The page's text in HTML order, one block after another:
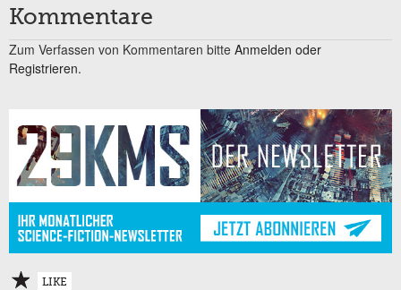
Kommentare
Zum Verfassen von Kommentaren bitte Anmelden oder
Registrieren.
LIKE